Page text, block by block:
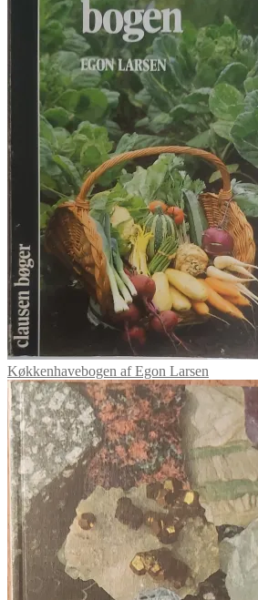
Køkkenhavebogen af Egon Larsen